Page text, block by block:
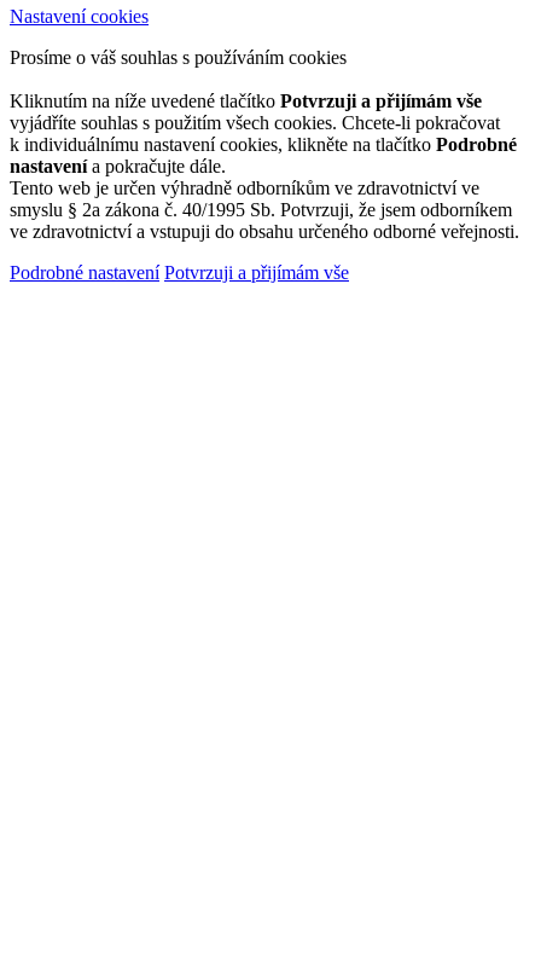
Nastavení cookies
Prosíme o váš souhlas s používáním cookies
Kliknutím na níže uvedené tlačítko Potvrzuji a přijímám vše
vyjádříte souhlas s použitím všech cookies. Chcete-li pokračovat
k individuálnímu nastavení cookies, klikněte na tlačítko Podrobné
nastavenía pokračujte dále.
Tento web je určen výhradně odborníkům ve zdravotnictví ve
smyslu § 2a zákona č. 40/1995 Sb. Potvrzuji, že jsem odborníkem
ve zdravotnictví a vstupuji do obsahu určeného odborné veřejnosti.
Podrobné nastavení Potvrzuji a přijímám vše